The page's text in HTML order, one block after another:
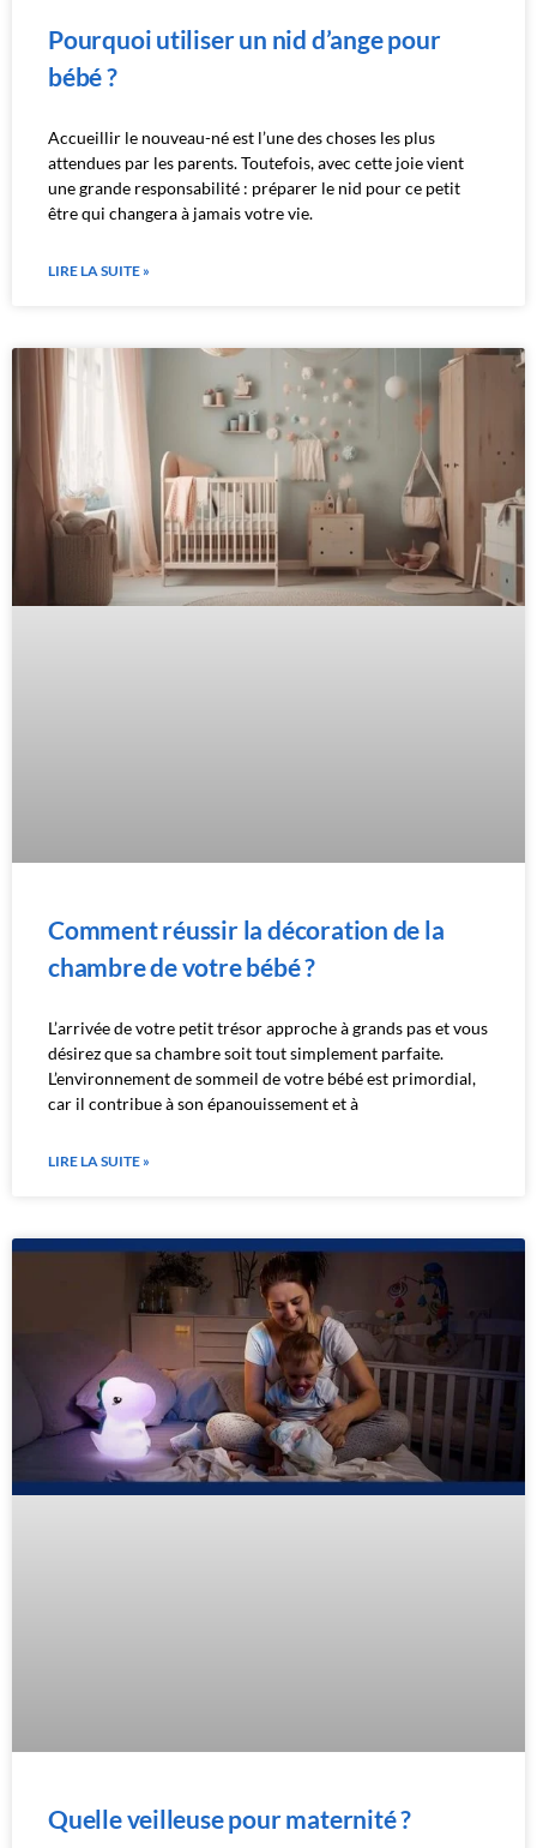
Pourquoi utiliser un nid d’ange pour
bébé ?
Accueillir le nouveau-né est l’une des choses les plus
attendues par les parents. Toutefois, avec cette joie vient
une grande responsabilité : préparer le nid pour ce petit
être qui changera à jamais votre vie.
LIRE LA SUITE »
Comment réussir la décoration de la
chambre de votre bébé ?
L’arrivée de votre petit trésor approche à grands pas et vous
désirez que sa chambre soit tout simplement parfaite.
L’environnement de sommeil de votre bébé est primordial,
car il contribue à son épanouissement et à
LIRE LA SUITE »
Quelle veilleuse pour maternité ?